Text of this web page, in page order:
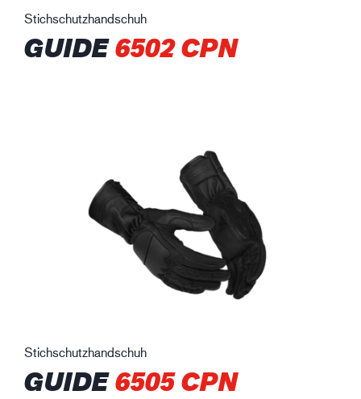
Stichschutzhandschuh
GUIDE6502 CPN
Stichschutzhandschuh
GUIDE6505 CPN